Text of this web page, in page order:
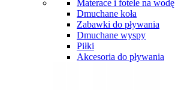
Materace i fotele na wodę
Dmuchane koła
Zabawki do pływania
Dmuchane wyspy
Piłki
Akcesoria do pływania